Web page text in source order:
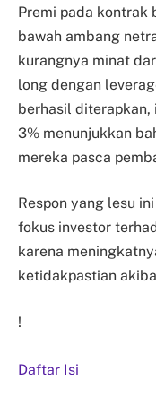
Premi pada kontrak
bawah ambang
kurangnya minat
long dengan
berhasil
3% menunjukkan
mereka pasca
Respon yang lesu
fokus investor
karena
ketidakpastian
!
Daftar Isi